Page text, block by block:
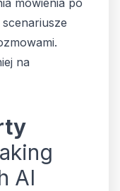
mówienia po
na
AI